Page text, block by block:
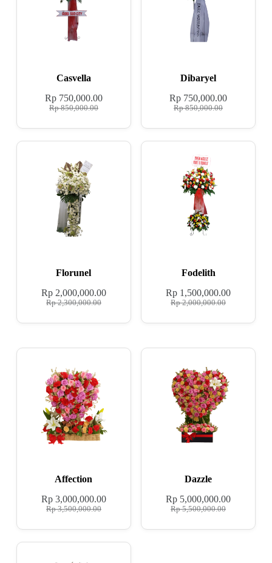
Casvella
Rp850,000.00
Rp750,000.00
Dibaryel
Rp850,000.00
Rp 750,000.00
Florunel
Rp2,300,000.00
Rp2,000,000.00
Fodelith
Rp2,000,000.00
Rp 1,500,000.00
Affection
Rp3,500,000.00
Rp3,000,000.00
Dazzle
Rp5,500,000.00
Rp 5,000,000.00